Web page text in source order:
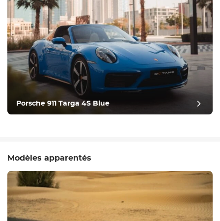
Porsche 911 Targa 4S Blue
Modèles apparentés